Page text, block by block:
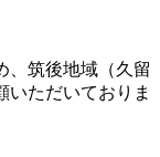
、筑後地域（久留
いただいておりま